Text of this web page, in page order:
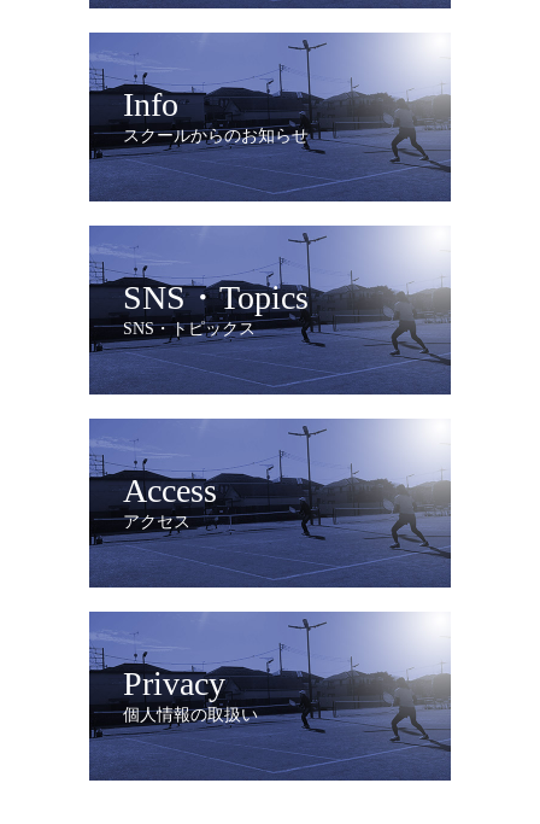
Info
スクールからのお知らせ
SNS・Topics
SNS・トピックス
Access
アクセス
Privacy
個人情報の取扱い